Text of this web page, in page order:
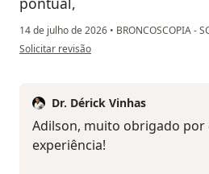
14 de julho de 2026 • BRONCOSCOPIA -
na opinião do utilizador Adilson Tadeu
Solicitar revisão
Dr. Dérick Vinhas
Adilson, muito obrigado
experiência!